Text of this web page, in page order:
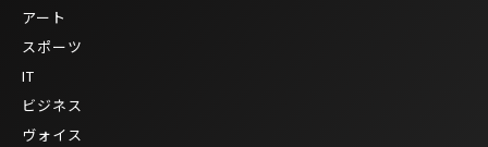
アート
スポーツ
IT
ビジネス
ヴォイス